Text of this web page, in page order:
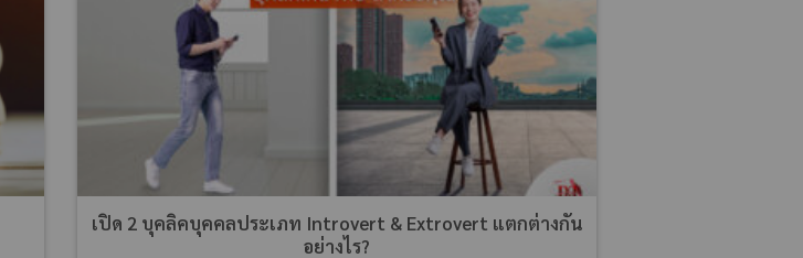
เปิด 2 บุคลิคบุคคลประเภท Introvert & Extrovert แตกต่างกัน
อย่างไร?